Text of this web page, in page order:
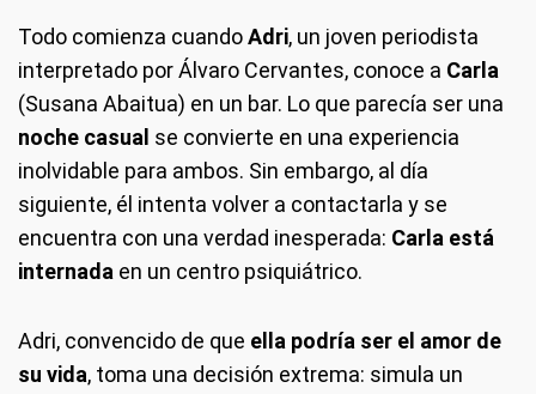
Todo comienza cuandoAdri, un joven periodista
interpretado por Álvaro Cervantes, conoce a Carla
(Susana Abaitua) en un bar. Lo que parecía ser una
noche casual se convierte en una experiencia
inolvidable para ambos. Sin embargo, al día
siguiente, él intenta volver a contactarla y se
encuentra con una verdad inesperada: Carla está
internada en un centro psiquiátrico.
Adri, convencido de que ella podría ser el amor de
su vida, toma una decisión extrema: simula un